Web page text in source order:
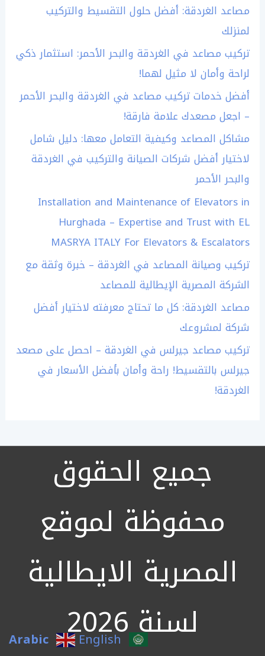
مصاعد الغردقة: أفضل حلول التقسيط والتركيب
لمنزلك
تركيب مصاعد في الغردقة والبحر الأحمر: استثمار ذكي
لراحة وأمان لا مثيل لهما!
أفضل خدمات تركيب مصاعد في الغردقة والبحر الأحمر
– اجعل مصعدك علامة فارقة!
مشاكل المصاعد وكيفية التعامل معها: دليل شامل
لاختيار أفضل شركات الصيانة والتركيب في الغردقة
والبحر الأحمر
Installation and Maintenance of Elevators in
Hurghada – Expertise and Trust with EL
MASRYA ITALY For Elevators & Escalators
تركيب وصيانة المصاعد في الغردقة – خبرة وثقة مع
الشركة المصرية الإيطالية للمصاعد
مصاعد الغردقة: كل ما تحتاج معرفته لاختيار أفضل
شركة لمشروعك
تركيب مصاعد جيرلس في الغردقة – احصل على مصعد
جيرلس بالتقسيط! راحة وأمان بأفضل الأسعار في
الغردقة!
جميع الحقوق
محفوظة لموقع
المصرية الايطالية
لسنة 2026
Arabic English